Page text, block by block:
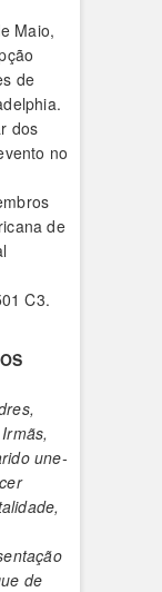
Maio,
de
dos
no
de
C3.
une-
de